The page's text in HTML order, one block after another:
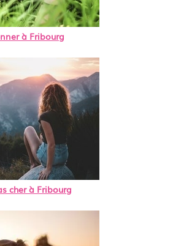
à Fribourg
cher à Fribourg